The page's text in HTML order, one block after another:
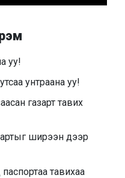
уу!
унтраана уу!
газарт тавих
ширээн дээр
тавихаа